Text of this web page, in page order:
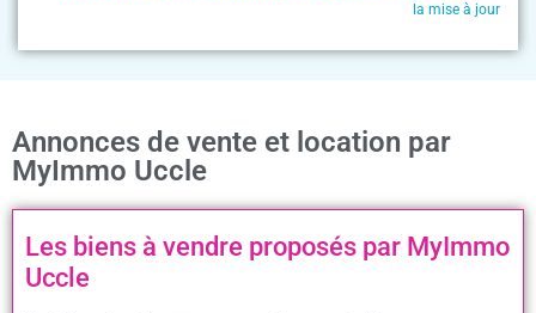
la mise à jour
Annonces de vente et location par
MyImmo Uccle
Les biens à vendre proposés par MyImmo
Uccle